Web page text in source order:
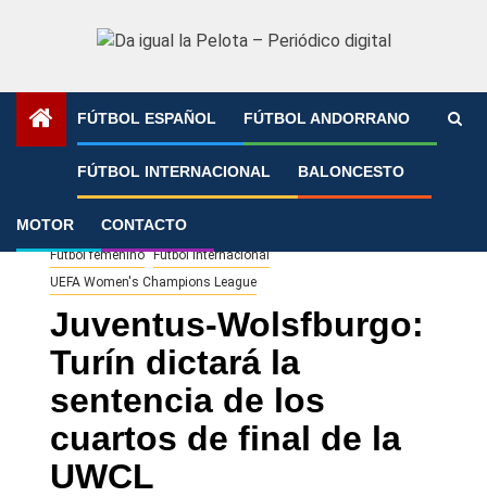
FÚTBOL ESPAÑOL FÚTBOL ANDORRANO
FÚTBOL INTERNACIONAL BALONCESTO
MOTOR CONTACTO
»
Fútbol femenino Fútbol Internacional
UEFA Women's Champions League
Juventus-Wolsfburgo:
Turín dictará la
sentencia de los
cuartos de final de la
UWCL